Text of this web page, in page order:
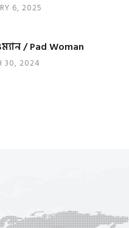
6, 2025
/ Pad Woman
30, 2024